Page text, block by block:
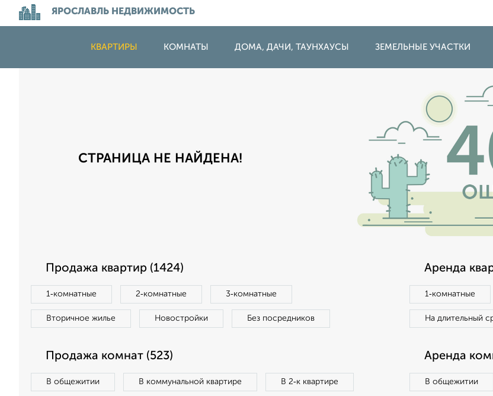
ЯРОСЛАВЛЬ НЕДВИЖИМОСТЬ
КВАРТИРЫ КОМНАТЫ ДОМА, ДАЧИ, ТАУНХАУСЫ ЗЕМЕЛЬНЫЕ УЧАСТКИ
СТРАНИЦА НЕ НАЙДЕНА!
Продажа квартир (1424)
1‑комнатные 2‑комнатные 3‑комнатные
Вторичное жилье Новостройки Без посредников
Аренда
1‑комнатные
На длительный
Продажа комнат (523)
В общежитии В коммунальной квартире В 2‑к квартире
Аренда
В общежитии